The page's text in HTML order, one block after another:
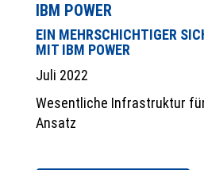
IBM POWER
EIN MEHRSCHICHTIGER
MIT IBM POWER
Juli 2022
Wesentliche Infrastruktur
Ansatz